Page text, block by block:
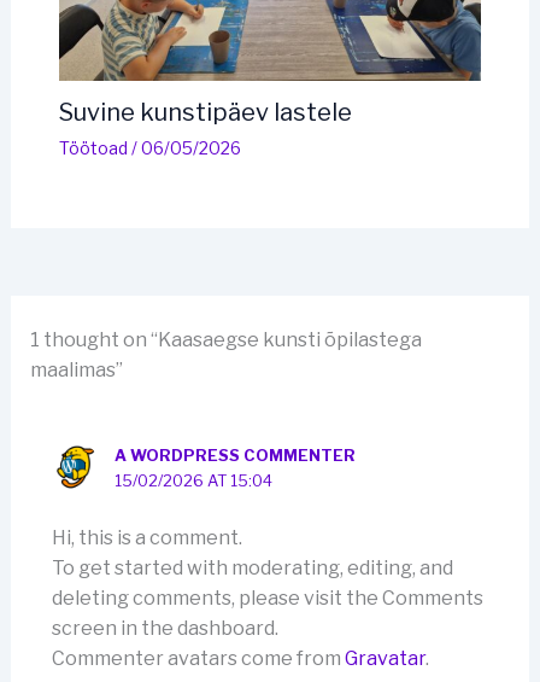
Suvine kunstipäev lastele
Töötoad /06/05/2026
1 thought on “Kaasaegse kunsti õpilastega
maalimas”
A WORDPRESS COMMENTER
15/02/2026 AT 15:04
Hi, this is a comment.
To get started with moderating, editing, and
deleting comments, please visit the Comments
screen in the dashboard.
Commenter avatars come from Gravatar.